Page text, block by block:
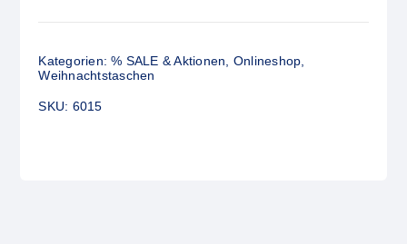
Kategorien:% SALE & Aktionen Onlineshop
Weihnachtstaschen
SKU: 6015